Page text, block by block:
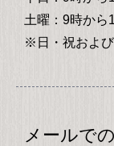
土曜：9時から
※日・祝および
メールで